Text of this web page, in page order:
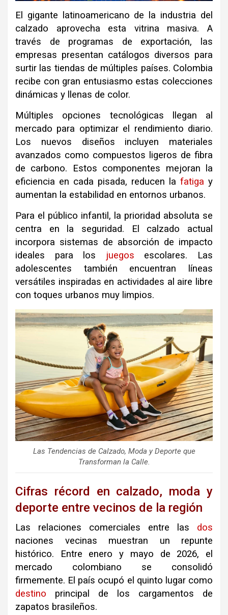
El gigante latinoamericano de la industria del
calzado aprovecha esta vitrina masiva.A
través de programas de exportación, las
empresas presentan catálogos diversos para
surtir las tiendas de múltiples países. Colombia
recibe con gran entusiasmo estas colecciones
dinámicas y llenas de color.
Múltiples opciones tecnológicas llegan al
mercado para optimizar el rendimiento diario.
Los nuevos diseños incluyen materiales
avanzados como compuestos ligeros de fibra
de carbono. Estos componentes mejoran la
eficiencia en cada pisada, reducen la fatiga y
aumentan la estabilidad en entornos urbanos.
Para el público infantil, la prioridad absoluta se
centra en la seguridad.
El calzado actual
incorpora sistemas de absorción de impacto
ideales para los juegos escolares. Las
adolescentes también encuentran líneas
versátiles inspiradas en actividades al aire libre
con toques urbanos muy limpios.
Las Tendencias de Calzado, Moda y Deporte que
Transforman la Calle.
Cifras récord en calzado, moda y
deporte entre vecinos de la región
Las relaciones comerciales entre las dos
naciones vecinas muestran un repunte
histórico.
Entre enero y mayo de 2026, el
mercado colombiano se consolidó
firmemente. El país ocupó el quinto lugar como
destino principal de los cargamentos de
zapatos brasileños.